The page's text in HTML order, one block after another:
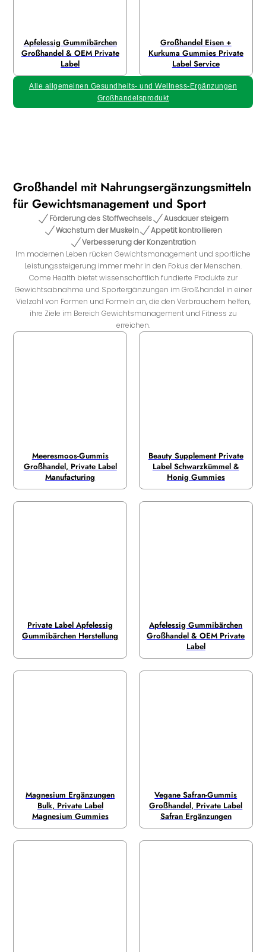
Apfelessig Gummibärchen
Großhandel & OEM Private
Label
Großhandel Eisen +
Kurkuma Gummies Private
Label Service
Alle allgemeinen Gesundheits- und Wellness-Ergänzungen
Großhandelsprodukt
Großhandel mit Nahrungsergänzungsmitteln
für Gewichtsmanagement und Sport
Förderung des Stoffwechsels
Ausdauer steigern
Wachstum der Muskeln
Appetit kontrollieren
Verbesserung der Konzentration
Im modernen Leben rücken Gewichtsmanagement und sportliche
Leistungssteigerung immer mehr in den Fokus der Menschen.
Come Health bietet wissenschaftlich fundierte Produkte zur
Gewichtsabnahme und Sportergänzungen im Großhandel in einer
Vielzahl von Formen und Formeln an, die den Verbrauchern helfen,
ihre Ziele im Bereich Gewichtsmanagement und Fitness zu
erreichen.
Meeresmoos-Gummis
Großhandel, Private Label
Manufacturing
Beauty Supplement Private
Label Schwarzkümmel &
Honig Gummies
Private Label Apfelessig
Gummibärchen Herstellung
Apfelessig Gummibärchen
Großhandel & OEM Private
Label
Magnesium Ergänzungen
Bulk, Private Label
Magnesium Gummies
Vegane Safran-Gummis
Großhandel, Private Label
Safran Ergänzungen